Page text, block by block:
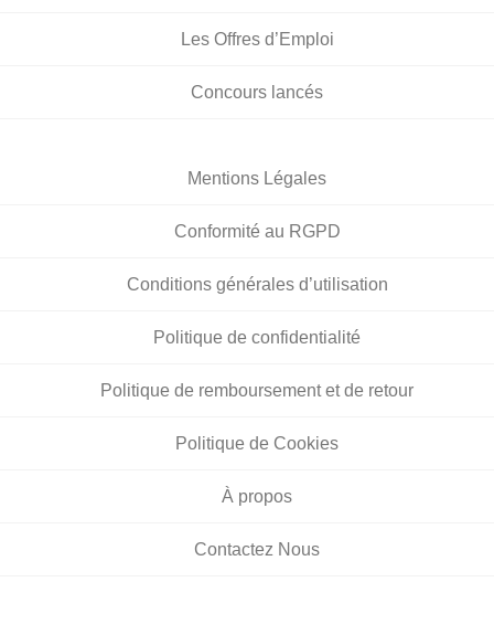
Les Offres d’Emploi
Concours lancés
Mentions Légales
Conformité au RGPD
Conditions générales d’utilisation
Politique de confidentialité
Politique de remboursement et de retour
Politique de Cookies
À propos
Contactez Nous